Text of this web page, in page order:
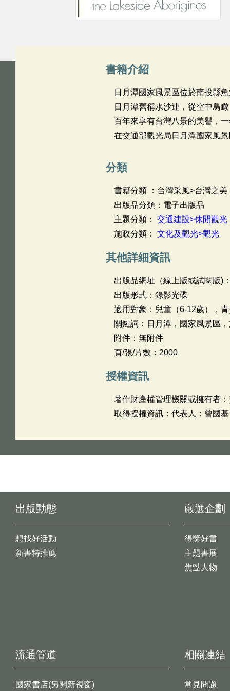
書籍介紹
日月潭國家風景區位於南投縣
日月潭舊稱水沙連，從空中鳥
百年來享有台灣八景的美譽，
在交通部觀光局日月潭國家風
分類
書籍分類 ：台灣采風>台灣之
出版品分類：電子出版品
主題分類： 交通建設>休閒觀光
施政分類： 文化及觀光>觀光
其他詳細資訊
出版品網址（線上版或試閱版)
出版形式：錄影光碟
適用對象：兒童（6-12歲），
關鍵詞：日月潭，國家風景區
附件：無附件
頁/張/片數：2000
授權資訊
著作財產權管理機關或擁有者
取得授權資訊：代表人：曾國
出版動態
想找好活動
新書特推薦
嚴選企劃
得獎好書
主題書展
焦點人物
流通管道
國家書店(另開新視窗)
相關連結
常見問題